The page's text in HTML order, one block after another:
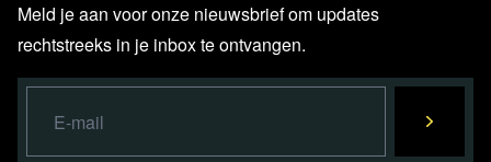
Meld je aan voor onze nieuwsbrief om updates
rechtstreeks in je inbox te ontvangen.